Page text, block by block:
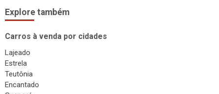
Explore também
Carros à venda por cidades
Lajeado
Estrela
Teutônia
Encantado